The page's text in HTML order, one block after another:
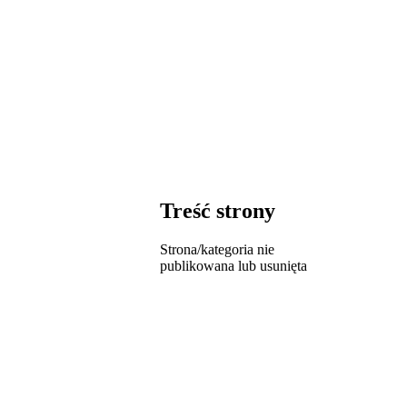
Treść strony
Strona/kategoria nie
publikowana lub usunięta